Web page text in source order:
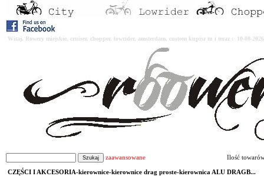
Witaj. Rowery miejskie, cruiser, chopper, lowrider, amsterdam, custom kupisz tu i teraz : 10-08-
zaawansowane Ilość
CZĘŚCI I AKCESORIA-kierownice-kierownice drag proste-kierownica ALU DRAGB...